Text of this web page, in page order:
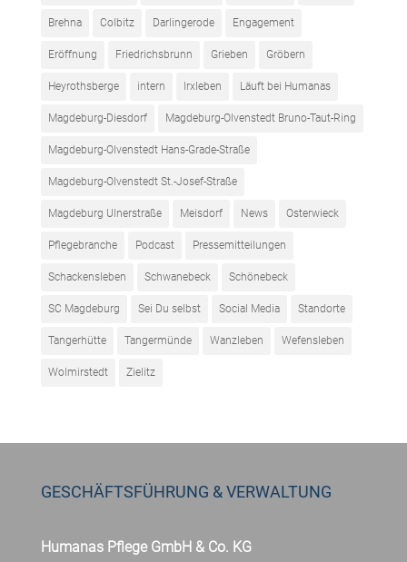
Brehna Colbitz Darlingerode Engagement
Eröffnung Friedrichsbrunn Grieben Gröbern
Heyrothsberge intern Irxleben Läuft bei Humanas
Magdeburg-Diesdorf Magdeburg-Olvenstedt Bruno-Taut-Ring
Magdeburg-Olvenstedt Hans-Grade-Straße
Magdeburg-Olvenstedt St.-Josef-Straße
Magdeburg Ulnerstraße Meisdorf News Osterwieck
Pflegebranche Podcast Pressemitteilungen
Schackensleben Schwanebeck Schönebeck
SC Magdeburg Sei Du selbst Social Media Standorte
Tangerhütte Tangermünde Wanzleben Wefensleben
Wolmirstedt Zielitz
GESCHÄFTSFÜHRUNG & VERWALTUNG
Humanas Pflege GmbH & Co. KG